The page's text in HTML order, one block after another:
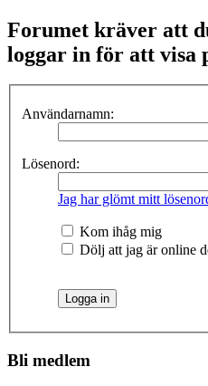
Forumet kräver att
loggar in för att visa
Användarnamn:
Lösenord:
Jag har glömt mitt
Kom ihåg mig
Dölj att jag är online
Bli medlem